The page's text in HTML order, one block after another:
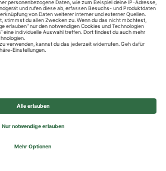
Impressum
Einstellungen
Group - All rights reserved